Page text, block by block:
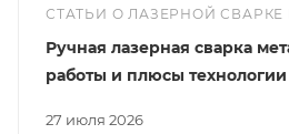
СТАТЬИ О ЛАЗЕРНОЙ СВАРКЕ
27 июля 2026
Ручная лазерная сварка
работы и плюсы технологии